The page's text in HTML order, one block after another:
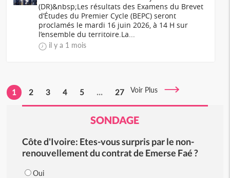
(DR)&nbsp;Les résultats des Examens du Brevet
d’Études du Premier Cycle (BEPC) seront
proclamés le mardi 16 juin 2026, à 14 H sur
l’ensemble du territoire.La...
il y a 1 mois
1 2 3 4 5 ... 27 Voir Plus
SONDAGE
Côte d'Ivoire: Etes-vous surpris par le non-
renouvellement du contrat de Emerse Faé ?
Oui